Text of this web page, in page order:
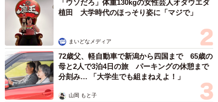
夫もたまに配信でアニメを一緒に観たり、こっそりスマホ
ゲームのガチャを引いている姿も目撃されているとか。
「趣味って誰かと比べるものじゃないし、恥ずかしがるも
のでもないはず。楽しいものを楽しいって言える空気があ
るのが、本当の安心感なんじゃないかなって、最近やっと
思えるようになりました」
「ウソだろ」体重130kgの女性芸人オダウエダ
植田 大学時代のほっそり姿に「マジで」
まいどなメディア
72歳父、軽自動車で新潟から四国まで 65歳の
母と2人で3泊4日の旅 パーキングの休憩まで
分刻み… 「大学生でも組まねえよ！」
山岡 もと子